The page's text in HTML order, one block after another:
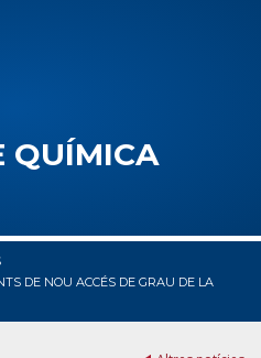
QUÍMICA
DE NOU ACCÉS DE GRAU DE LA